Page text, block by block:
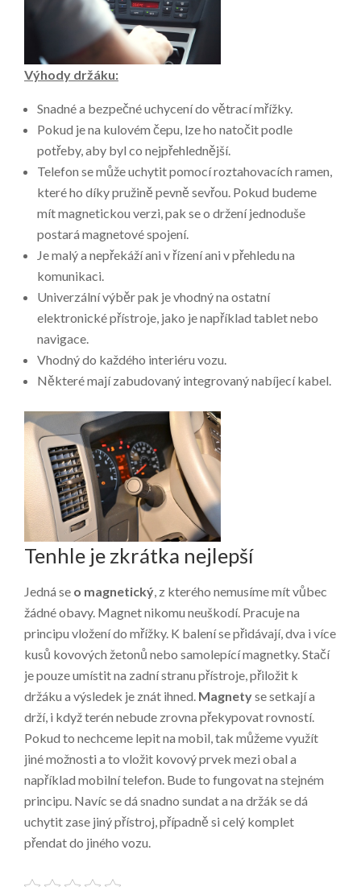
Výhody držáku:
Snadné a bezpečné uchycení do větrací mřížky.
Pokud je na kulovém čepu, lze ho natočit podle
potřeby, aby byl co nejpřehlednější.
Telefon se může uchytit pomocí roztahovacích ramen,
které ho díky pružině pevně sevřou. Pokud budeme
mít magnetickou verzi, pak se o držení jednoduše
postará magnetové spojení.
Je malý a nepřekáží ani v řízení ani v přehledu na
komunikaci.
Univerzální výběr pak je vhodný na ostatní
elektronické přístroje, jako je například tablet nebo
navigace.
Vhodný do každého interiéru vozu.
Některé mají zabudovaný integrovaný nabíjecí kabel.
Tenhle je zkrátka nejlepší
Jedná se o magnetický, z kterého nemusíme mít vůbec
žádné obavy. Magnet nikomu neuškodí. Pracuje na
principu vložení do mřížky. K balení se přidávají, dva i více
kusů kovových žetonů nebo samolepící magnetky. Stačí
je pouze umístit na zadní stranu přístroje, přiložit k
držáku a výsledek je znát ihned. Magnetyse setkají a
drží, i když terén nebude zrovna překypovat rovností.
Pokud to nechceme lepit na mobil, tak můžeme využít
jiné možnosti a to vložit kovový prvek mezi obal a
například mobilní telefon. Bude to fungovat na stejném
principu. Navíc se dá snadno sundat a na držák se dá
uchytit zase jiný přístroj, případně si celý komplet
přendat do jiného vozu.